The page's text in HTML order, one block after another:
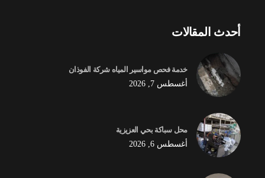
أحدث المقالات
خدمة فحص مواسير المياه شركة الفوذان
أغسطس 7, 2026
محل سباكة بحي العزيزية
أغسطس 6, 2026